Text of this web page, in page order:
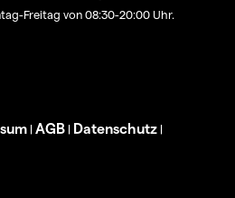
Freitag von 08:30-20:00 Uhr.
| AGB | Datenschutz |